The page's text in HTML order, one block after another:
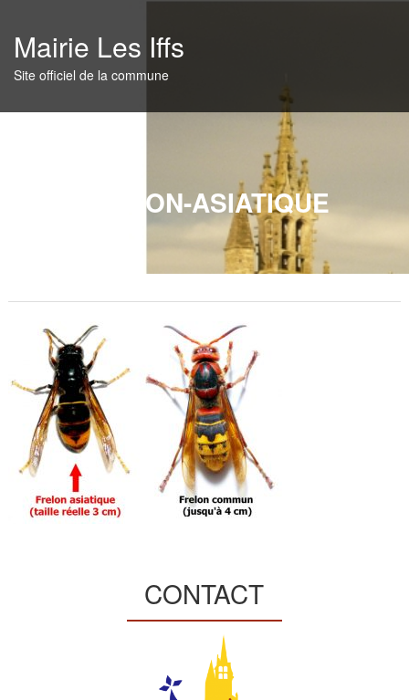
content
Mairie Les Iffs
Site officiel de la commune
FRELON-ASIATIQUE
CONTACT